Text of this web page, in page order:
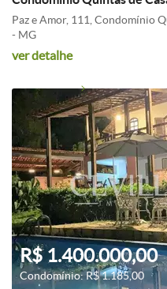
Paz e Amor, 111, Condomínio
- MG
ver detalhe
R$ 1.400.000,00
Condomínio: R$ 1.185,00